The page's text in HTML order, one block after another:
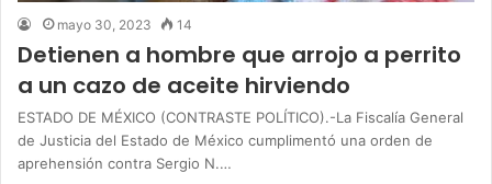
mayo 30, 2023 14
Detienen a hombre que arrojo a perrito
a un cazo de aceite hirviendo
ESTADO DE MÉXICO (CONTRASTE POLÍTICO).-La Fiscalía General
de Justicia del Estado de México cumplimentó una orden de
aprehensión contra Sergio N.…